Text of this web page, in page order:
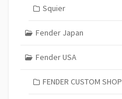
Squier
Fender Japan
Fender USA
FENDER CUSTOM SHOP